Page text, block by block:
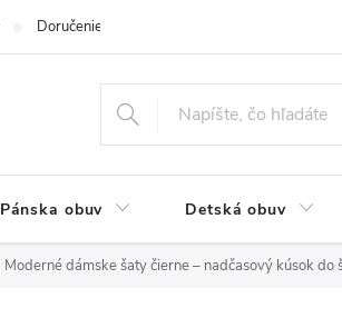
Doručenie a platba
Pánska obuv Detská obuv
Moderné dámske šaty čierne – nadčasový kúsok